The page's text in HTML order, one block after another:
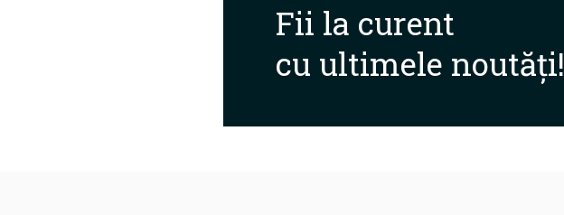
Fii la curent
cu ultimele noutăți!